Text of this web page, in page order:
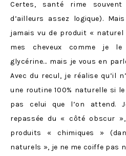
Certes, santé rime
d’ailleurs assez logique).
jamais vu de produit «
mes cheveux comme je le
glycérine… mais je vous en
Avec du recul, je réalise qu’il
une routine 100% naturelle si
pas celui que l’on attend.
repassée du « côté obscur
produits « chimiques »
naturels », je ne me coiffe pas